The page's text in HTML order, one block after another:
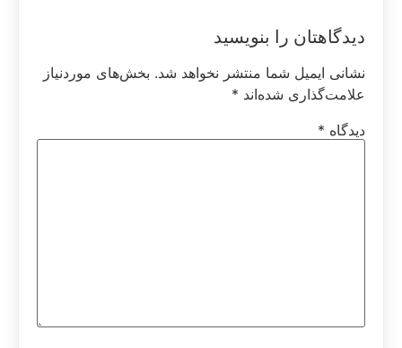
دیدگاهتان را بنویسید
نشانی ایمیل شما منتشر نخواهد شد. بخش‌های موردنیاز
علامت‌گذاری شده‌اند *
دیدگاه *